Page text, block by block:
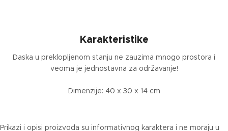
Karakteristike
Daska u preklopljenom stanju ne zauzima mnogo prostora i
veoma je jednostavna za održavanje!
Dimenzije: 40 x 30 x 14 cm
Prikazi i opisi proizvoda su informativnog karaktera i ne moraju u